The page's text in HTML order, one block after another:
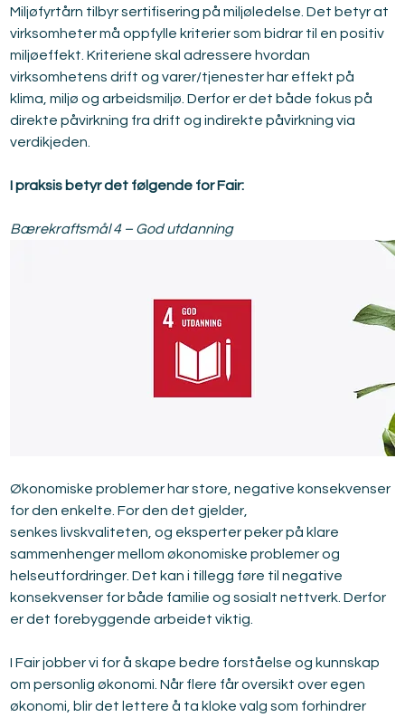
Miljøfyrtårn tilbyr sertifisering på miljøledelse. Det betyr at
virksomheter må oppfylle kriterier som bidrar til en positiv
miljøeffekt. Kriteriene skal adressere hvordan
virksomhetens drift og varer/tjenester har effekt på
klima, miljø og arbeidsmiljø. Derfor er det både fokus på
direkte påvirkning fra drift og indirekte påvirkning via
verdikjeden.
I praksis betyr det følgende for Fair:
Bærekraftsmål 4 – God utdanning
Økonomiske problemer har store, negative konsekvenser
for den enkelte. For den det gjelder,
senkes livskvaliteten, og eksperter peker på klare
sammenhenger mellom økonomiske problemer og
helseutfordringer. Det kan i tillegg føre til negative
konsekvenser for både familie og sosialt nettverk. Derfor
er det forebyggende arbeidet viktig.
I Fair jobber vi for å skape bedre forståelse og kunnskap
om personlig økonomi. Når flere får oversikt over egen
økonomi, blir det lettere å ta kloke valg som forhindrer